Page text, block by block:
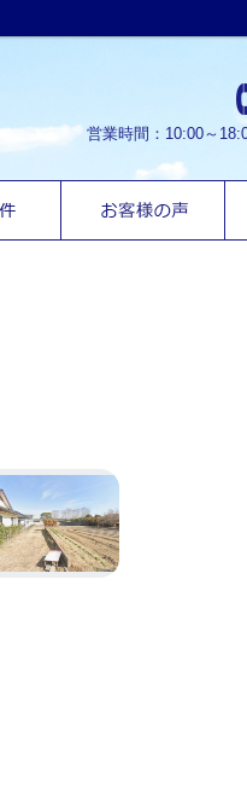
営業時間：10:00～